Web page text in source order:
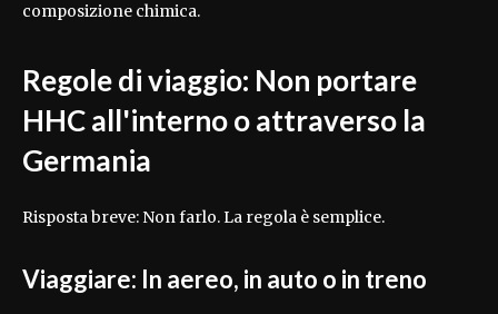
composizione chimica.
Regole di viaggio: Non portare
HHC all'interno o attraverso la
Germania
Risposta breve: Non farlo. La regola è semplice.
Viaggiare: In aereo, in auto o in treno